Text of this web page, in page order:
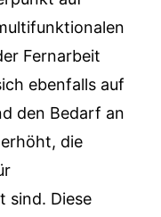
Fernarbeit
ebenfalls auf
den Bedarf an
die
sind. Diese